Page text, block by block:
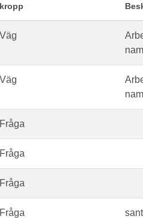
kropp
Väg
Väg
Fråga
Fråga
Fråga
Fråga